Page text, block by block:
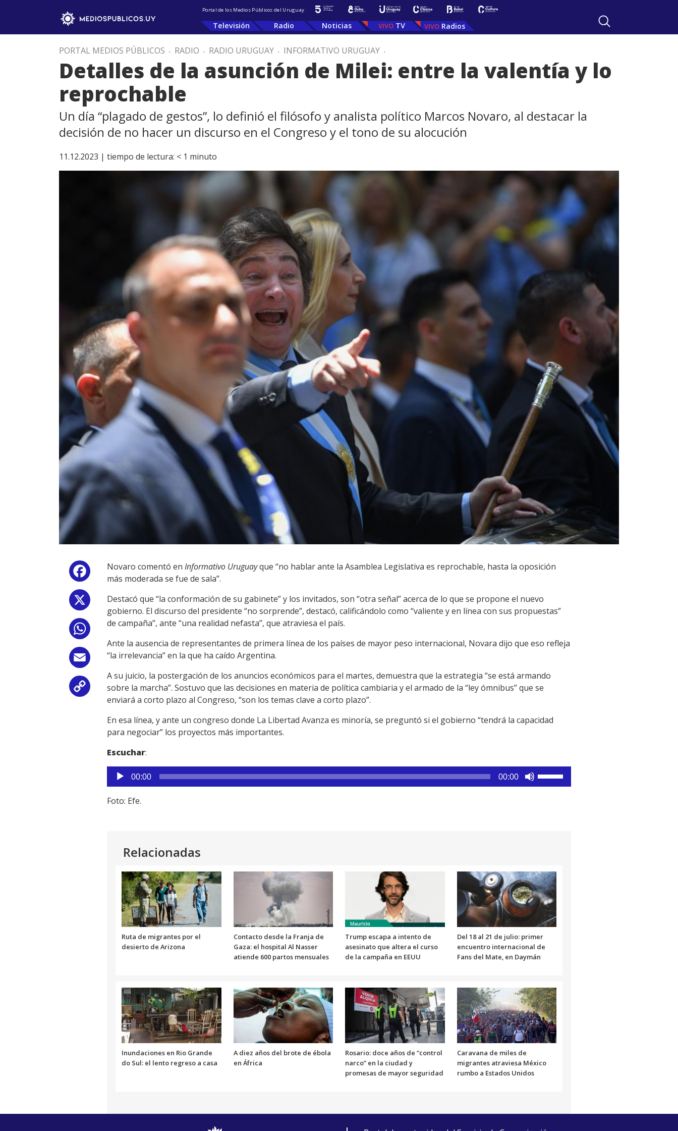
Portal de los Medios Públicos del Uruguay
Televisión Radio Noticias TV Radios
PORTAL MEDIOS PÚBLICOS . RADIO . RADIO URUGUAY . INFORMATIVO URUGUAY .
Detalles de la asunción de Milei: entre la valentía y lo
reprochable
Un día “plagado de gestos”, lo definió el filósofo y analista político Marcos Novaro, al destacar la
decisión de no hacer un discurso en el Congreso y el tono de su alocución
11.12.2023 | tiempo de lectura: < 1 minuto
Facebook
Email
Copy
Novaro comentó en Informativo Uruguayque “no hablar ante la Asamblea Legislativa es reprochable, hasta la oposición
más moderada se fue de sala”.
Destacó que “la conformación de su gabinete” y los invitados, son “otra señal” acerca de lo que se propone el nuevo
gobierno. El discurso del presidente “no sorprende”, destacó, calificándolo como “valiente y en línea con sus propuestas”
de campaña”, ante “una realidad nefasta”, que atraviesa el país.
Ante la ausencia de representantes de primera línea de los países de mayor peso internacional, Novara dijo que eso refleja
“la irrelevancia” en la que ha caído Argentina.
A su juicio, la postergación de los anuncios económicos para el martes, demuestra que la estrategia “se está armando
sobre la marcha”. Sostuvo que las decisiones en materia de política cambiaria y el armado de la “ley ómnibus” que se
enviará a corto plazo al Congreso, “son los temas clave a corto plazo”.
En esa línea, y ante un congreso donde La Libertad Avanza es minoría, se preguntó si el gobierno “tendrá la capacidad
para negociar” los proyectos más importantes.
Escuchar:
Reproductor
de
audio
00:00 00:00
disminuir
el
volumen.
Foto: Efe.
Relacionadas
Ruta de migrantes por el
desierto de Arizona
Contacto desde la Franja de
Gaza: el hospital Al Nasser
atiende 600 partos mensuales
Trump escapa a intento de
asesinato que altera el curso
de la campaña en EEUU
Del 18 al 21 de julio: primer
encuentro internacional de
Fans del Mate, en Daymán
Inundaciones en Rio Grande
do Sul: el lento regreso a casa
A diez años del brote de ébola
en África
Rosario: doce años de “control
narco” en la ciudad y
promesas de mayor seguridad
Caravana de miles de
migrantes atraviesa México
rumbo a Estados Unidos